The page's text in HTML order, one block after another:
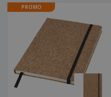
PROMO